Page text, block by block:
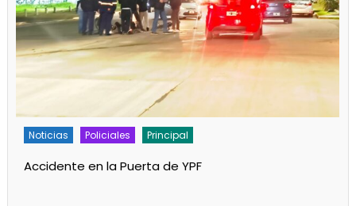
Policiales Principal
Un partido de fútbol en Progreso terminó con